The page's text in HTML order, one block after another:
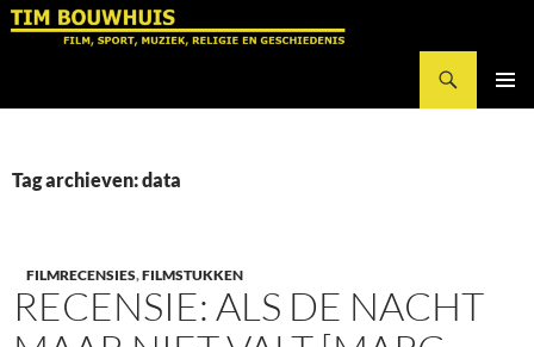
Ga
Tag archieven: data
FILMRECENSIES,FILMSTUKKEN
RECENSIE: ALS DE NACHT